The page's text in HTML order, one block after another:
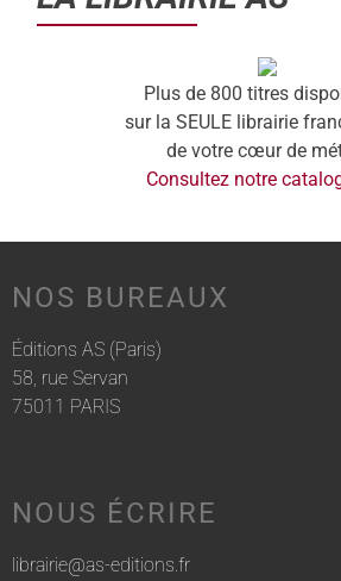
Plus de 800 titres
sur la SEULE librairie
de votre cœur de
Consultez notre
NOS BUREAUX
Éditions AS (Paris)
58, rue Servan
75011 PARIS
NOUS ÉCRIRE
librairie@as-editions.fr